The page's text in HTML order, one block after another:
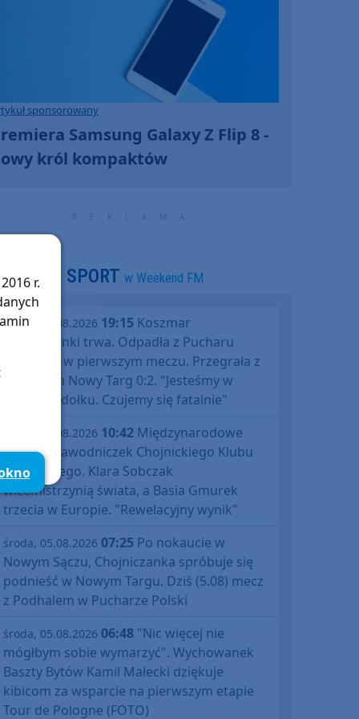
sponsorowany
Samsung Galaxy Z Flip 8 -
król kompaktów
SPORT w Weekend FM
środa, 05.08.2026 19:15 Koszmar
Chojniczanki trwa. Odpadła z Pucharu
Polski już w pierwszym meczu. Przegrała z
Podhalem Nowy Targ 0:2. "Jesteśmy w
totalnym dołku. Czujemy się fatalnie"
środa, 05.08.2026 10:42 Międzynarodowe
sukcesy zawodniczek Chojnickiego Klubu
Żeglarskiego. Klara Sobczak
wicemistrzynią świata, a Basia Gmurek
trzecia w Europie. "Rewelacyjny wynik"
środa, 05.08.2026 07:25 Po nokaucie w
Nowym Sączu, Chojniczanka spróbuje się
podnieść w Nowym Targu. Dziś (5.08) mecz
z Podhalem w Pucharze Polski
środa, 05.08.2026 06:48 "Nic więcej nie
mógłbym sobie wymarzyć". Wychowanek
Baszty Bytów Kamil Małecki dziękuje
kibicom za wsparcie na pierwszym etapie
Tour de Pologne (FOTO)
r.